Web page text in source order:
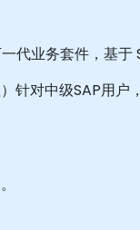
业务套件，基于
针对中级SAP用